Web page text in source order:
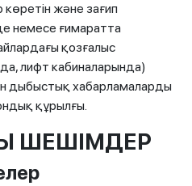
және зағип
немесе ғимаратта
қозғалыс
лифт кабиналарында)
дыбыстық хабарламаларды
құрылғы.
ШЕШІМДЕР